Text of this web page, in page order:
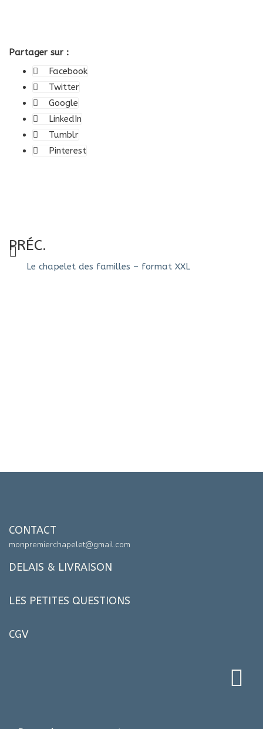
Partager sur :
Facebook
Twitter
Google
LinkedIn
Tumblr
Pinterest
PRÉC.
Le chapelet des familles – format XXL
CONTACT
monpremierchapelet@gmail.com
DELAIS & LIVRAISON
LES PETITES QUESTIONS
CGV